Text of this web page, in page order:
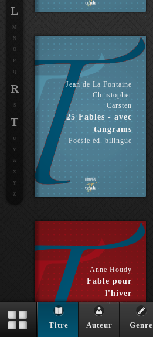
Jean de La Fontaine
- Christopher
Carsten
25 Fables - avec
tangrams
Poésie éd. bilingue
Anne Houdy
Fable pour
l'hiver
Théâtre
L
M
N
O
P
Q
R
S
T
U
V
W
X
Y
Z
Titre Auteur Genre